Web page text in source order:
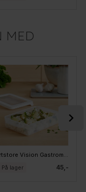
MED
Smartstore Vision Gastromax lunchbox 0,6L
45,-
På lager